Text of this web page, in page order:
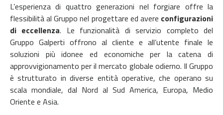
L’esperienza di quattro generazioni nel forgiare offre la
flessibilità al Gruppo nel progettare ed avere configurazioni
di eccellenza. Le funzionalità di servizio completo del
Gruppo Galperti offrono al cliente e all’utente finale le
soluzioni più idonee ed economiche per la catena di
approvvigionamento per il mercato globale odierno. Il Gruppo
è strutturato in diverse entità operative, che operano su
scala mondiale, dal Nord al Sud America, Europa, Medio
Oriente e Asia.